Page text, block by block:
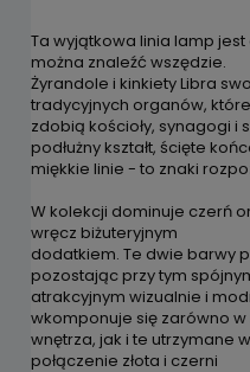
Ta wyjątkowa linia lamp
można znaleźć wszędzie.
Żyrandole i kinkiety Libra
tradycyjnych organów, które
zdobią kościoły, synagogi i
podłużny kształt, ścięte
miękkie linie - to znaki
W kolekcji dominuje czerń
wręcz biżuteryjnym
dodatkiem. Te dwie barwy
pozostając przy tym
atrakcyjnym wizualnie i
wkomponuje się zarówno
wnętrza, jak i te utrzymane
połączenie złota i czerni